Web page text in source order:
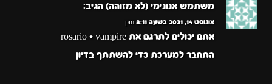
משתמש אנונימי (לא מזוהה) הגיב:
אוגוסט 14, 2021 בשעה 8:11 pm
אתם יכולים לתרגם את rosario + vampire
התחבר למערכת כדי להשתתף בדיון